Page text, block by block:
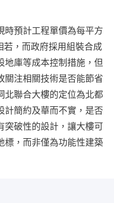
時預計工程單價為每平方
，而政府採用組裝合成
地庫等成本控制措施，但
關注相關技術是否能節省
北聯合大樓的定位為北都
計簡約及華而不實，是否
突破性的設計，讓大樓可
標，而非僅為功能性建築